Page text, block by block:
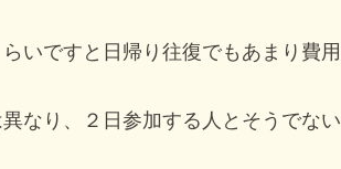
いですと日帰り往復でもあまり費用
なり、２日参加する人とそうでない